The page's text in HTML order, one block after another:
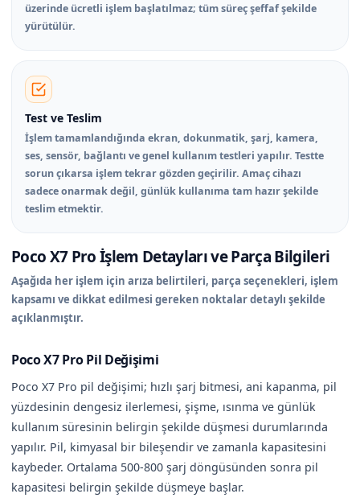
üzerinde ücretli işlem başlatılmaz; tüm süreç şeffaf şekilde
yürütülür.
Test ve Teslim
İşlem tamamlandığında ekran, dokunmatik, şarj, kamera,
ses, sensör, bağlantı ve genel kullanım testleri yapılır. Testte
sorun çıkarsa işlem tekrar gözden geçirilir. Amaç cihazı
sadece onarmak değil, günlük kullanıma tam hazır şekilde
teslim etmektir.
Poco X7 Pro İşlem Detayları ve Parça Bilgileri
Aşağıda her işlem için arıza belirtileri, parça seçenekleri, işlem
kapsamı ve dikkat edilmesi gereken noktalar detaylı şekilde
açıklanmıştır.
Poco X7 Pro Pil Değişimi
Poco X7 Pro pil değişimi; hızlı şarj bitmesi, ani kapanma, pil
yüzdesinin dengesiz ilerlemesi, şişme, ısınma ve günlük
kullanım süresinin belirgin şekilde düşmesi durumlarında
yapılır. Pil, kimyasal bir bileşendir ve zamanla kapasitesini
kaybeder. Ortalama 500-800 şarj döngüsünden sonra pil
kapasitesi belirgin şekilde düşmeye başlar.